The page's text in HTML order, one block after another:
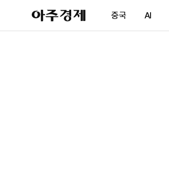
아
주
제
중국 AI